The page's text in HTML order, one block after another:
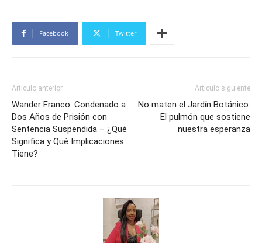
Facebook Twitter
Artículo anterior
Wander Franco: Condenado a
Dos Años de Prisión con
Sentencia Suspendida – ¿Qué
Significa y Qué Implicaciones
Tiene?
Artículo siguiente
No maten el Jardín Botánico:
El pulmón que sostiene
nuestra esperanza